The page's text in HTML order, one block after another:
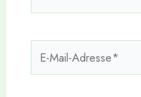
Mail-